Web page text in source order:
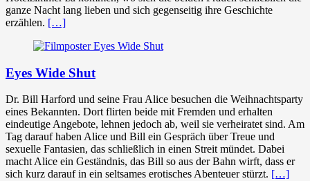
ganze Nacht lang lieben und sich gegenseitig ihre Geschichte
erzählen. […]
Eyes Wide Shut
Dr. Bill Harford und seine Frau Alice besuchen die Weihnachtsparty
eines Bekannten. Dort flirten beide mit Fremden und erhalten
eindeutige Angebote, lehnen jedoch ab, weil sie verheiratet sind. Am
Tag darauf haben Alice und Bill ein Gespräch über Treue und
sexuelle Fantasien, das schließlich in einen Streit mündet. Dabei
macht Alice ein Geständnis, das Bill so aus der Bahn wirft, dass er
sich kurz darauf in ein seltsames erotisches Abenteuer stürzt. […]